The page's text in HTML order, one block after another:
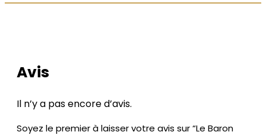
Avis
Il n’y a pas encore d’avis.
Soyez le premier à laisser votre avis sur “Le Baron